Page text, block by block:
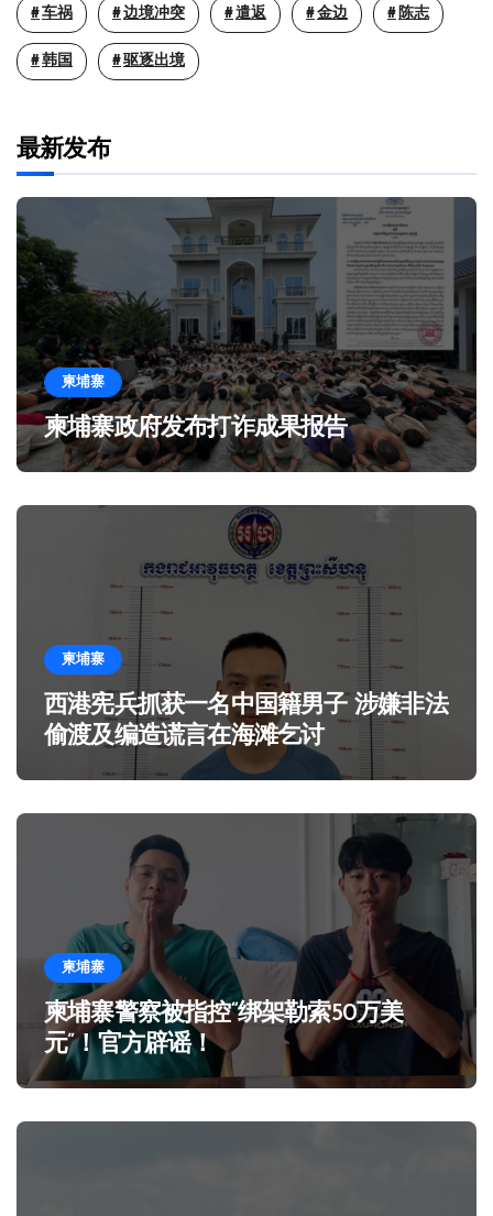
车祸 边境冲突 遣返 金边 陈志
韩国 驱逐出境
最新发布
柬埔寨
柬埔寨政府发布打诈成果报告
柬埔寨
西港宪兵抓获一名中国籍男子 涉嫌非法
偷渡及编造谎言在海滩乞讨
柬埔寨
柬埔寨警察被指控“绑架勒索50万美
元”！官方辟谣！